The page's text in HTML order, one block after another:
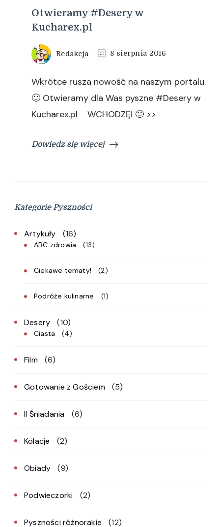
Otwieramy #Desery w
Kucharex.pl
Redakcja 8 sierpnia 2016
Wkrótce rusza nowość na naszym portalu.
🙂 Otwieramy dla Was pyszne #Desery w
Kucharex.pl WCHODZĘ! 🙂 >>
Dowiedz się więcej
Kategorie Pyszności
Artykuły (16)
ABC zdrowia (13)
Ciekawe tematy! (2)
Podróże kulinarne (1)
Desery (10)
Ciasta (4)
Film (6)
Gotowanie z Gościem (5)
II Śniadania (6)
Kolacje (2)
Obiady (9)
Podwieczorki (2)
Pyszności różnorakie (12)